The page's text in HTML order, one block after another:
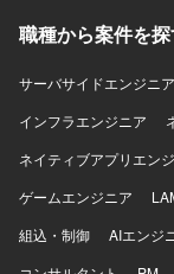
題の発見・整理
などもお任せいたします。 【求める
す。指示待ちで
懸念点を早い段
ュニケーション
境でも進捗や考
と実装の両方に
設的に合意形成
職種から案件を
サーバサイドエンジニア
インフラエンジニア
ネイティブアプリエン
ゲームエンジニア
組込・制御
AIエンジ